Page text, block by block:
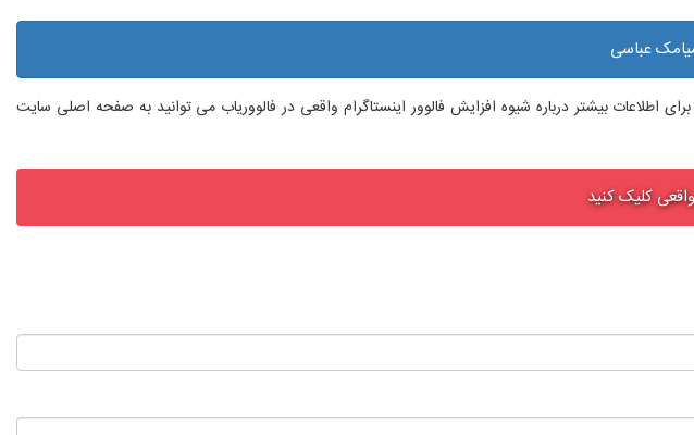
عباسی
اطلاعات بیشتر درباره شیوه افزایش فالوور اینستاگرام واقعی در فالووریاب می توانید به صفحه اصلی سایت
کلیک کنید